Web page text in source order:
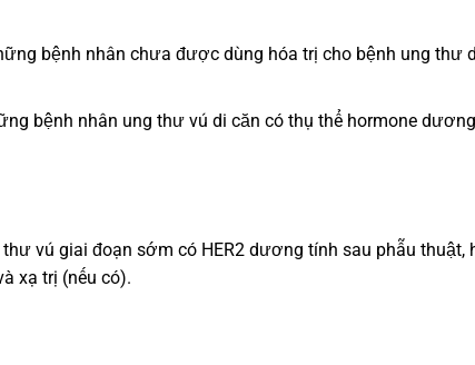
bệnh nhân chưa được dùng hóa trị cho bệnh ung thư
bệnh nhân ung thư vú di căn có thụ thể hormone dương
vú giai đoạn sớm có HER2 dương tính sau phẫu thuật,
xạ trị (nếu có).